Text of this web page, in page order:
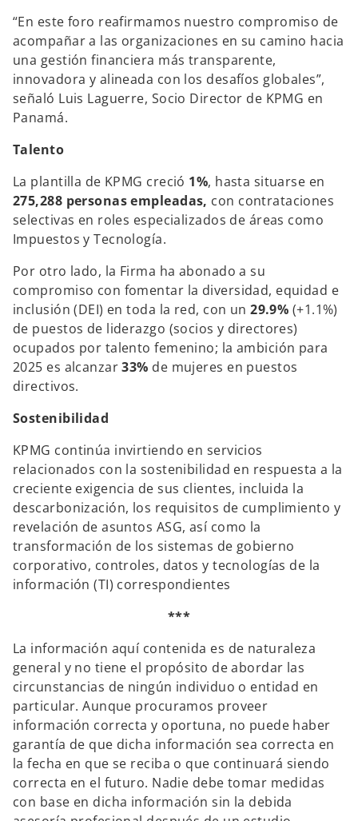
“En este foro reafirmamos nuestro compromiso de
acompañar a las organizaciones en su camino hacia
una gestión financiera más transparente,
innovadora y alineada con los desafíos globales”,
señaló Luis Laguerre, Socio Director de KPMG en
Panamá.
Talento
La plantilla de KPMG creció 1%, hasta situarse en
275,288 personas empleadas, con contrataciones
selectivas en roles especializados de áreas como
Impuestos y Tecnología.
Por otro lado, la Firma ha abonado a su
compromiso con fomentar la diversidad, equidad e
inclusión (DEI) en toda la red, con un29.9% (+1.1%)
de puestos de liderazgo (socios y directores)
ocupados por talento femenino; la ambición para
2025 es alcanzar33% de mujeres en puestos
directivos.
Sostenibilidad
KPMG continúa invirtiendo en servicios
relacionados con la sostenibilidad en respuesta a la
creciente exigencia de sus clientes, incluida la
descarbonización, los requisitos de cumplimiento y
revelación de asuntos ASG, así como la
transformación de los sistemas de gobierno
corporativo, controles, datos y tecnologías de la
información (TI) correspondientes
***
La información aquí contenida es de naturaleza
general y no tiene el propósito de abordar las
circunstancias de ningún individuo o entidad en
particular. Aunque procuramos proveer
información correcta y oportuna, no puede haber
garantía de que dicha información sea correcta en
la fecha en que se reciba o que continuará siendo
correcta en el futuro. Nadie debe tomar medidas
con base en dicha información sin la debida